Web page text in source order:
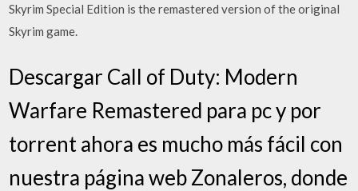
Skyrim Special Edition is the remastered version of the original
Skyrim game.
Descargar Call of Duty: Modern
Warfare Remastered para pc y por
torrent ahora es mucho más fácil con
nuestra página web Zonaleros, donde